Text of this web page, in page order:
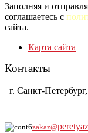
Заполняя и
соглашаетесь с
сайта.
Карта сайта
Контакты
г. Санкт-
zakaz@